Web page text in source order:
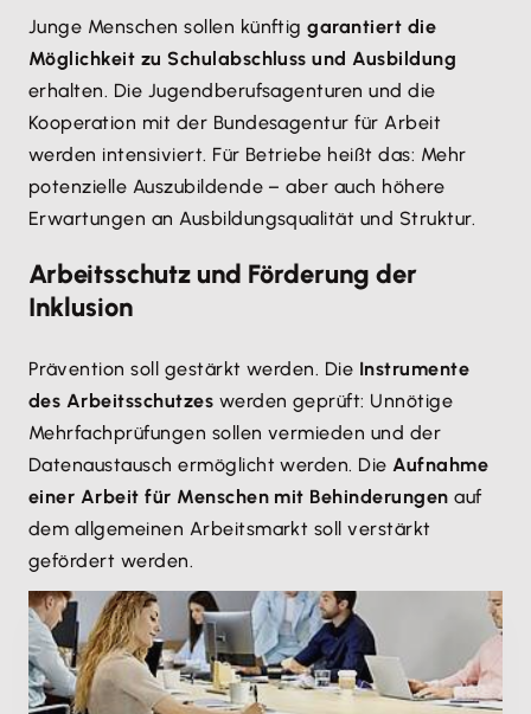
Junge Menschen sollen künftiggarantiert die
Möglichkeit zu Schulabschluss und Ausbildung
erhalten. Die Jugendberufsagenturen und die
Kooperation mit der Bundesagentur für Arbeit
werden intensiviert. Für Betriebe heißt das: Mehr
potenzielle Auszubildende – aber auch höhere
Erwartungen an Ausbildungsqualität und Struktur.
Arbeitsschutz und Förderung der
Inklusion
Prävention soll gestärkt werden. Die Instrumente
des Arbeitsschutzes werden geprüft: Unnötige
Mehrfachprüfungen sollen vermieden und der
Datenaustausch ermöglicht werden. DieAufnahme
einer Arbeit für Menschen mit Behinderungen auf
dem allgemeinen Arbeitsmarkt soll verstärkt
gefördert werden.